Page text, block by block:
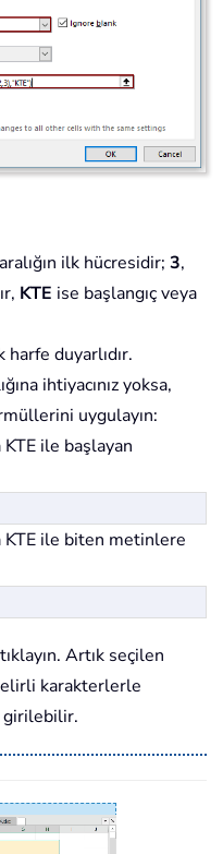
ilk hücresidir; 3,
KTE ise başlangıç veya
duyarlıdır.
ihtiyacınız yoksa,
uygulayın:
KTE ile başlayan
KTE ile biten metinlere
Artık seçilen
karakterlerle
girilebilir.